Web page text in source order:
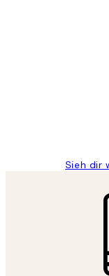
Sieh dir